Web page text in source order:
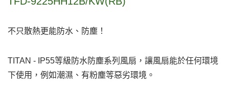
不只散熱更能防水、防塵！
TITAN - IP55等級防水防塵系列風扇，讓風扇能於任何環境
下使用，例如潮濕、有粉塵等惡劣環境。